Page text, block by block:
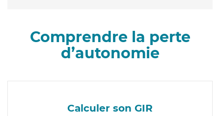
Comprendre la perte
d’autonomie
Calculer son GIR